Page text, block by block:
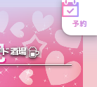
予約
酒場